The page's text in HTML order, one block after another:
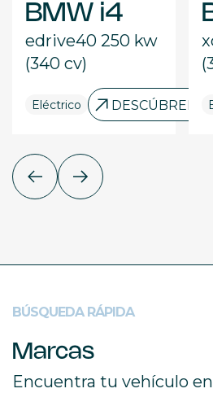
BMW i4
edrive40 250 kw
(340 cv)
Eléctrico DESCÚBRELO
BÚSQUEDA RÁPIDA
Marcas
Encuentra tu vehículo